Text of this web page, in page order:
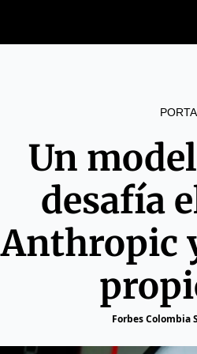
Un
desafía
Anthropic
Forbes Colombia